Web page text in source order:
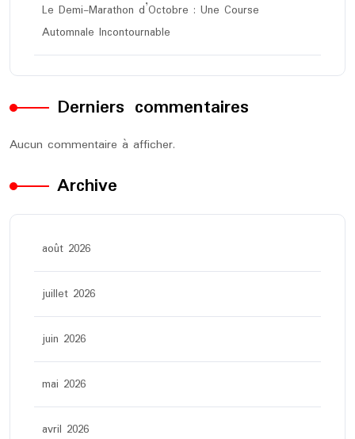
Le Demi-Marathon d’Octobre : Une Course
Automnale Incontournable
Derniers commentaires
Aucun commentaire à afficher.
Archive
août 2026
juillet 2026
juin 2026
mai 2026
avril 2026